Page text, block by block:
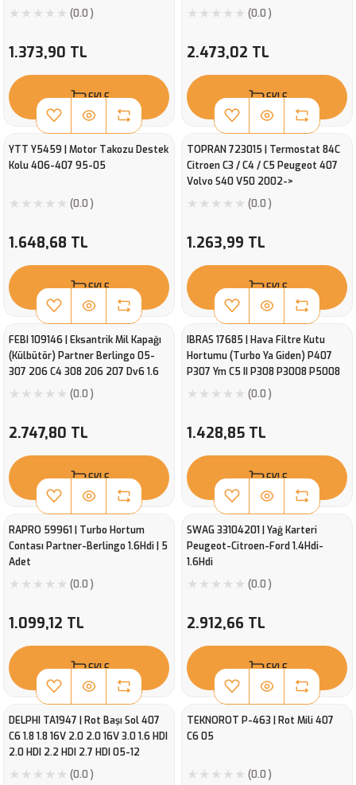
C3 C4 C5 Ds3 Ds4 1.4 1.6 16V Takım
(0.0 )
1.373,90 TL
EKLE
(0.0 )
2.473,02 TL
EKLE
YTT Y5459 | Motor Takozu Destek
Kolu 406-407 95-05
(0.0 )
1.648,68 TL
EKLE
TOPRAN 723015 | Termostat 84C
Citroen C3 / C4 / C5 Peugeot 407
Volvo S40 V50 2002->
(0.0 )
1.263,99 TL
EKLE
FEBI 109146 | Eksantrik Mil Kapağı
(Külbütör) Partner Berlingo 05-
307 206 C4 308 206 207 Dv6 1.6
HDI 16V Focus II Cmax 04 /-Focus II
(0.0 )
2.747,80 TL
EKLE
IBRAS 17685 | Hava Filtre Kutu
Hortumu (Turbo Ya Giden) P407
P307 Ym C5 II P308 P3008 P5008
Expert III Jumpy III C4 II Ds4 Ds3
(0.0 )
1.428,85 TL
EKLE
RAPRO 59961 | Turbo Hortum
Contası Partner-Berlingo 1.6Hdi | 5
Adet
(0.0 )
1.099,12 TL
EKLE
SWAG 33104201 | Yağ Karteri
Peugeot-Citroen-Ford 1.4Hdi-
1.6Hdi
(0.0 )
2.912,66 TL
EKLE
DELPHI TA1947 | Rot Başı Sol 407
C6 1.8 1.8 16V 2.0 2.0 16V 3.0 1.6 HDI
2.0 HDI 2.2 HDI 2.7 HDI 05-12
(0.0 )
TEKNOROT P-463 | Rot Mili 407
C6 05
(0.0 )